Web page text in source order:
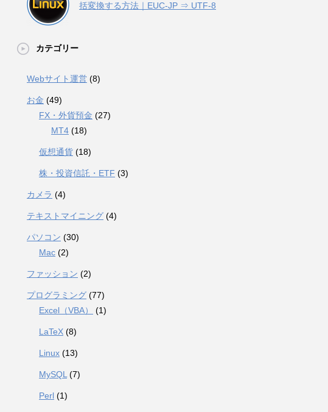
括変換する方法｜EUC-JP ⇒ UTF-8
カテゴリー
Webサイト運営 (8)
お金 (49)
FX・外貨預金 (27)
MT4 (18)
仮想通貨 (18)
株・投資信託・ETF (3)
カメラ (4)
テキストマイニング (4)
パソコン (30)
Mac (2)
ファッション (2)
プログラミング (77)
Excel（VBA）
(1)
LaTeX (8)
Linux (13)
MySQL (7)
Perl (1)